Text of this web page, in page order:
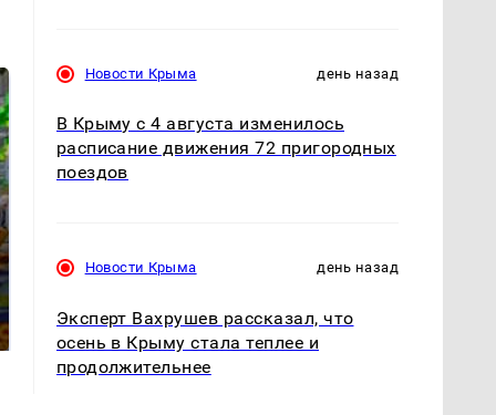
готовую еду из
магазина: список
СМИ: В Химках на
подожгли.
Новости Крыма день назад
В Крыму с 4 августа изменилось
расписание движения 72 пригородных
поездов
Новости Крыма день назад
Эксперт Вахрушев рассказал, что
осень в Крыму стала теплее и
продолжительнее